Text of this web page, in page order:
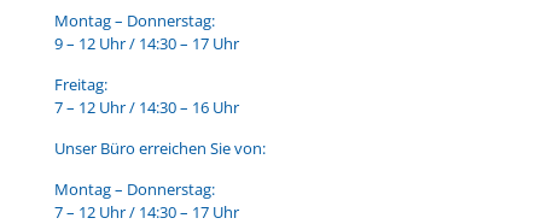
Montag – Donnerstag:
9 – 12 Uhr / 14:30 – 17 Uhr
Freitag:
7 – 12 Uhr / 14:30 – 16 Uhr
Unser Büro erreichen Sie von:
Montag – Donnerstag:
7 – 12 Uhr / 14:30 – 17 Uhr